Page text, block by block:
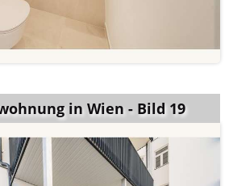
in Wien - Bild 19